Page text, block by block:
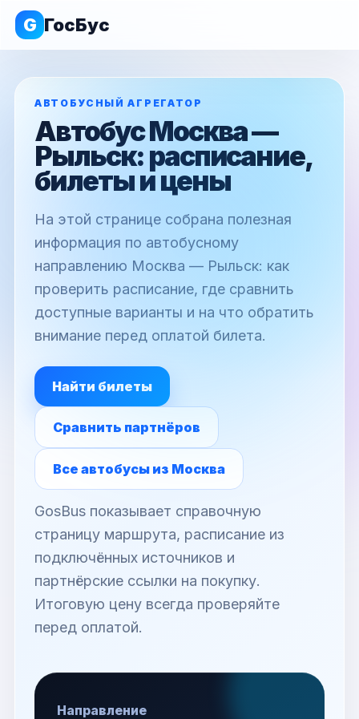
G ГосБус
АВТОБУСНЫЙ АГРЕГАТОР
Автобус Москва —
Рыльск: расписание,
билеты и цены
На этой странице собрана полезная
информация по автобусному
направлению Москва — Рыльск: как
проверить расписание, где сравнить
доступные варианты и на что обратить
внимание перед оплатой билета.
Найти билеты
Сравнить партнёров
Все автобусы из Москва
GosBus показывает справочную
страницу маршрута, расписание из
подключённых источников и
партнёрские ссылки на покупку.
Итоговую цену всегда проверяйте
перед оплатой.
Направление